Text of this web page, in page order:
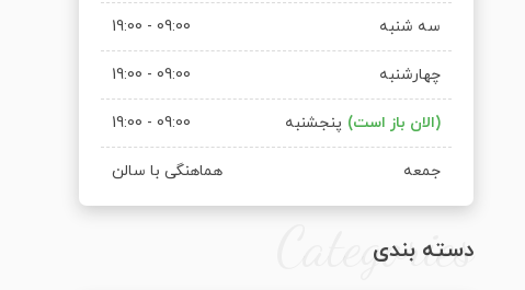
سه شنبه 09:00 - 19:00
چهارشنبه 09:00 - 19:00
پنجشنبه 09:00 - 19:00
جمعه هماهنگی با سالن
Categories
دسته بندی